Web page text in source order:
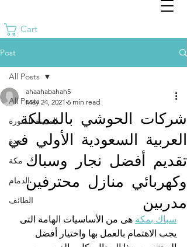
Cart
Post
All Posts
المدينة المنورة
جدة
مكة
الدمام
الطائف
All Posts
شركات الحوشي بالمملكة
العربية السعودية الأولي في
تقديم أفضل نجار وسباك
وكهربائي منازل محترفين
مدربين
ahaahabahah5
May 24, 2021 6 min read
سباك بمكة هى من الأساسيات الهامة التى
يجب الاهتمام بالعمل بها واختيار أفضل